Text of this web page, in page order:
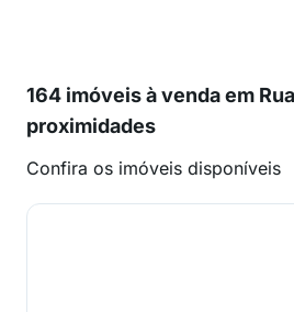
164 imóveis à venda em
proximidades
Confira os imóveis disponíveis